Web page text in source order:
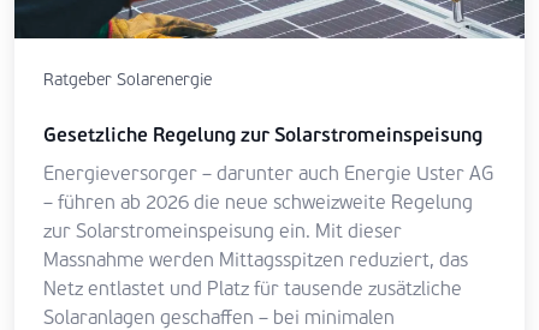
Ratgeber Solarenergie
Gesetzliche Regelung zur Solarstromeinspeisung
Energieversorger – darunter auch Energie Uster AG
– führen ab 2026 die neue schweizweite Regelung
zur Solarstromeinspeisung ein. Mit dieser
Massnahme werden Mittagsspitzen reduziert, das
Netz entlastet und Platz für tausende zusätzliche
Solaranlagen geschaffen – bei minimalen